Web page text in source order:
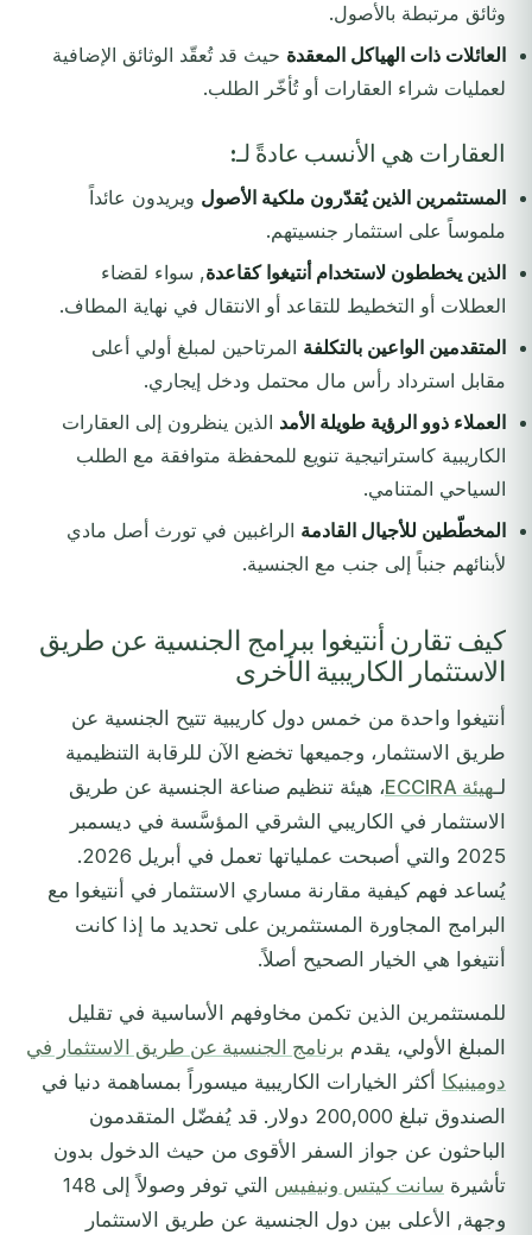
وثائق مرتبطة بالأصول.
العائلات ذات الهياكل المعقدة حيث قد تُعقّد الوثائق الإضافية
لعمليات شراء العقارات أو تُأخّر الطلب.
العقارات هي الأنسب عادةً لـ:
المستثمرين الذين يُقدّرون ملكية الأصول ويريدون عائداً
ملموساً على استثمار جنسيتهم.
الذين يخططون لاستخدام أنتيغوا كقاعدة, سواء لقضاء
العطلات أو التخطيط للتقاعد أو الانتقال في نهاية المطاف.
المتقدمين الواعين بالتكلفة المرتاحين لمبلغ أولي أعلى
مقابل استرداد رأس مال محتمل ودخل إيجاري.
العملاء ذوو الرؤية طويلة الأمد الذين ينظرون إلى العقارات
الكاريبية كاستراتيجية تنويع للمحفظة متوافقة مع الطلب
السياحي المتنامي.
المخطّطين للأجيال القادمة الراغبين في تورث أصل مادي
لأبنائهم جنباً إلى جنب مع الجنسية.
كيف تقارن أنتيغوا ببرامج الجنسية عن طريق
الاستثمار الكاريبية الأخرى
أنتيغوا واحدة من خمس دول كاريبية تتيح الجنسية عن
طريق الاستثمار، وجميعها تخضع الآن للرقابة التنظيمية
لـهيئة ECCIRA
، هيئة تنظيم صناعة الجنسية عن طريق
الاستثمار في الكاريبي الشرقي المؤسَّسة في ديسمبر
2025 والتي أصبحت عملياتها تعمل في أبريل 2026.
يُساعد فهم كيفية مقارنة مساري الاستثمار في أنتيغوا مع
البرامج المجاورة المستثمرين على تحديد ما إذا كانت
أنتيغوا هي الخيار الصحيح أصلاً.
للمستثمرين الذين تكمن مخاوفهم الأساسية في تقليل
المبلغ الأولي، يقدم برنامج الجنسية عن طريق الاستثمار في
دومينيكا أكثر الخيارات الكاريبية ميسوراً بمساهمة دنيا في
الصندوق تبلغ 200,000 دولار. قد يُفضّل المتقدمون
الباحثون عن جواز السفر الأقوى من حيث الدخول بدون
تأشيرة سانت كيتس ونيفيس
التي توفر وصولاً إلى 148
وجهة, الأعلى بين دول الجنسية عن طريق الاستثمار